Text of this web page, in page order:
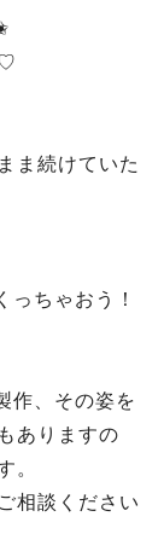
ま続けていた
ちゃおう！
作、その姿を
ありますの
。
相談ください